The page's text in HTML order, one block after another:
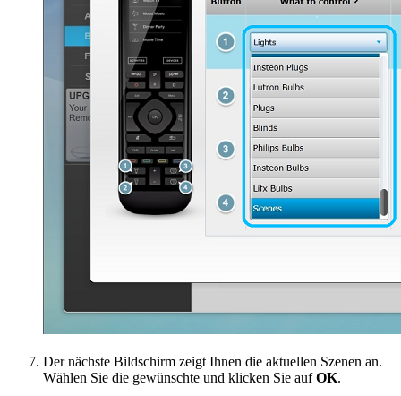
Der nächste Bildschirm zeigt Ihnen die aktuellen Szenen an.
Wählen Sie die gewünschte und klicken Sie aufOK.